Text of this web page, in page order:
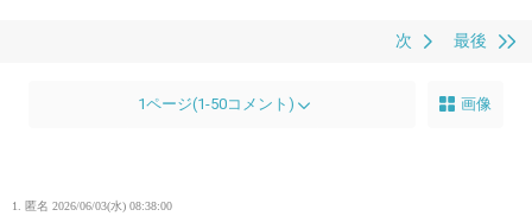
最後
次
1ページ(1-50コメント) 画像
1. 匿名 2026/06/03(水) 08:38:00